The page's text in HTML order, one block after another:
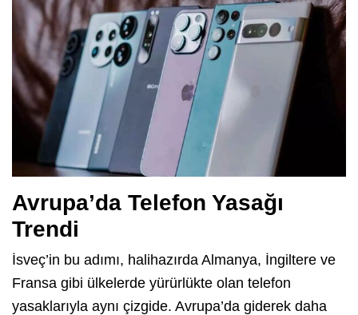
Avrupa’da Telefon Yasağı
Trendi
İsveç’in bu adımı, halihazırda Almanya, İngiltere ve
Fransa gibi ülkelerde yürürlükte olan telefon
yasaklarıyla aynı çizgide. Avrupa’da giderek daha